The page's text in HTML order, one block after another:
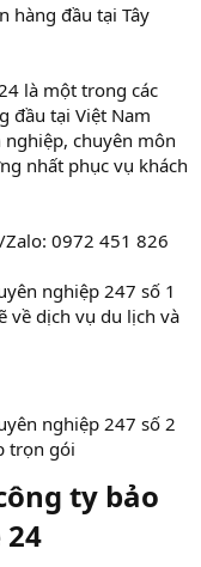
hàng đầu tại Tây
là một trong các
đầu tại Việt Nam
chuyên môn
nhất phục vụ khách
0972 451 826
về dịch vụ du lịch và
trọn gói
ty bảo
24​